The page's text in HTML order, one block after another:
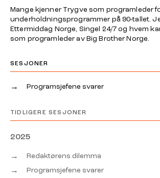
Mange kjenner Trygve som programleder
underholdningsprogrammer på 90-tallet.
Ettermiddag Norge, Singel 24/7 og hvem
som programleder av Big Brother Norge.
SESJONER
→ Programsjefene svarer
TIDLIGERE SESJONER
2025
→ Redaktørens dilemma
→ Programsjefene svarer